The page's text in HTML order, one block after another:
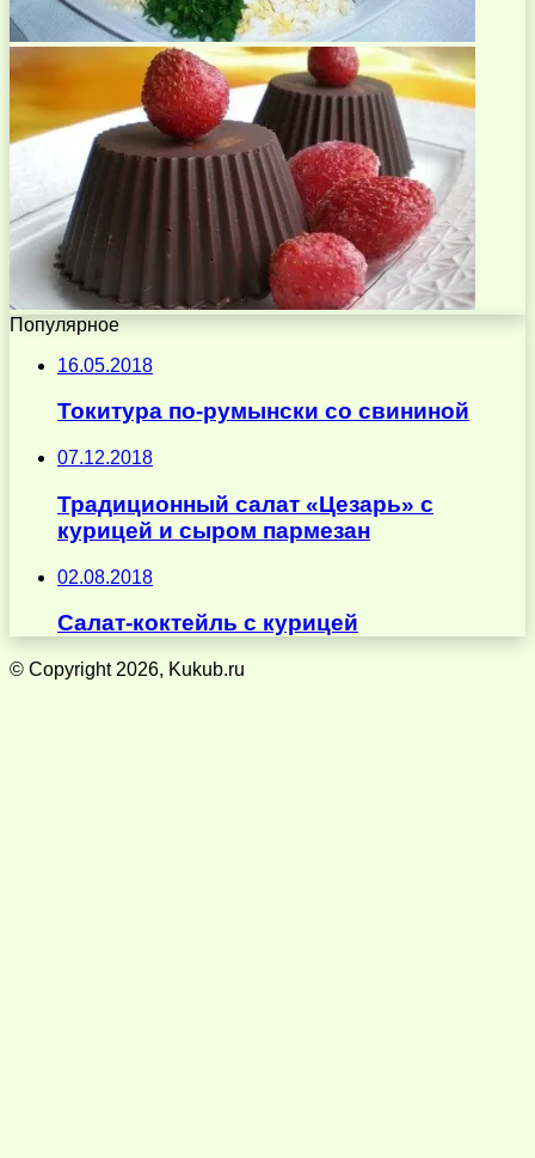
Популярное
16.05.2018
Токитура по-румынски со свининой
07.12.2018
Традиционный салат «Цезарь» с
курицей и сыром пармезан
02.08.2018
Салат-коктейль с курицей
© Copyright 2026, Kukub.ru